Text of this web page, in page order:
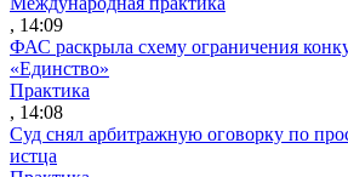
, 14:09
ФАС раскрыла схему ограничения
«Единство»
Практика
, 14:08
Суд снял арбитражную оговорку по
истца